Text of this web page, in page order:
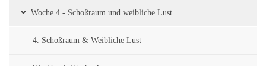
Woche 4 - Schoßraum und weibliche Lust
4. Schoßraum & Weibliche Lust